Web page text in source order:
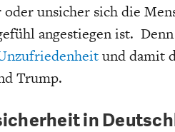
unsicher sich die
angestiegen ist. Denn
und damit
Trump.
in